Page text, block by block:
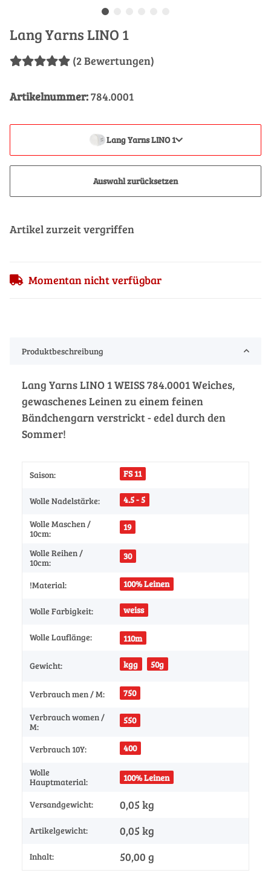
Lang Yarns LINO 1
(2 Bewertungen)
Artikelnummer:784.0001
Lang Yarns LINO 1
Auswahl zurücksetzen
Artikel zurzeit vergriffen
Momentan nicht verfügbar
Produktbeschreibung
Lang Yarns LINO 1 WEISS 784.0001 Weiches,
gewaschenes Leinen zu einem feinen
Bändchengarn verstrickt - edel durch den
Sommer!
Saison: FS 11
Wolle Nadelstärke: 4.5 - 5
Wolle Maschen /
10cm:
19
Wolle Reihen /
10cm:
30
!Material: 100% Leinen
Wolle Farbigkeit: weiss
Wolle Lauflänge: 110m
Gewicht: kgg 50g
Verbrauch men / M: 750
Verbrauch women /
M:
550
Verbrauch 10Y: 400
Wolle
Hauptmaterial:
100% Leinen
Versandgewicht: 0,05 kg
Artikelgewicht: 0,05 kg
Inhalt: 50,00 g